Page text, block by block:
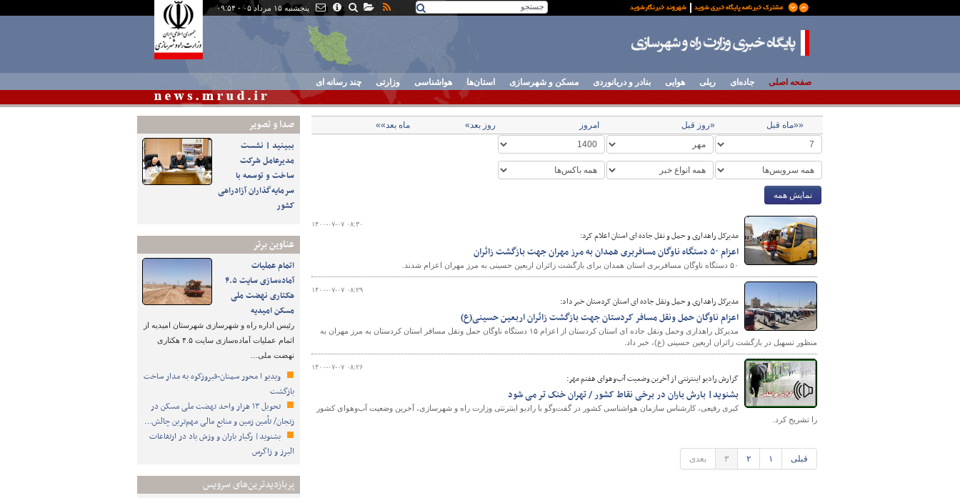
پنجشنبه ۱۵ مرداد ۰۵ - ۰۹:۵۴
پایگاه خبری وزارت راه و
صفحه اصلی جاده‌ای ریلی هوایی بنادر و دریانوردی مسکن و شهرسازی استان‌ها هواشناسی وزارتی چند رسانه ای
صدا و تصوير
ببینید | نشست
مدیرعامل شرکت
ساخت و توسعه با
سرمایه‌گذاران آزادراهی
کشور
عناوین برتر
اتمام عملیات
آماده‌سازی سایت ۴.۵
هکتاری نهضت ملی
مسکن امیدیه
رئیس اداره راه و شهرسازی شهرستان امیدیه از
اتمام عملیات آماده‌سازی سایت ۴.۵ هکتاری
نهضت ملی…
ویدیو ا محور سمنان-فیروزکوه به مدار ساخت
بازگشت
تحویل ۱۳ هزار واحد نهضت ملی مسکن در
زنجان/ تأمین زمین و منابع مالی مهم‌ترین چالش…
بشنوید| رگبار باران و وزش باد در ارتفاعات
البرز و زاگرس
پربازدیدترین‌های سرویس
««ماه قبل «روز قبل امروز روز بعد» ماه بعد»»
نمایش همه
۱۴۰۰-۰۷-۰۷ ۰۸:۳۰
مدیرکل راهداری و حمل و نقل جاده ای استان اعلام کرد:
اعزام ۵۰ دستگاه ناوگان مسافربری همدان به مرز مهران جهت بازگشت زائران
۵۰ دستگاه ناوگان مسافربری استان همدان برای بازگشت زائران اربعین حسینی به مرز مهران اعزام شدند.
۱۴۰۰-۰۷-۰۷ ۰۸:۲۹
مدیرکل راهداری و حمل ونقل جاده ای استان کردستان خبر داد:
اعزام ناوگان حمل ونقل مسافر کردستان جهت بازگشت زائران اربعین حسینی(ع)
مدیرکل راهداری وحمل ونقل جاده ای استان کردستان از اعزام ۱۵ دستگاه ناوگان حمل ونقل مسافر استان کردستان به مرز مهران به
منظور تسهیل در بازگشت زائران اربعین حسینی (ع)، خبر داد.
۱۴۰۰-۰۷-۰۷ ۰۸:۲۶
گزارش رادیو اینترنتی از آخرین وضعیت آب‌‌و‌‌‌هوای هفتم مهر:
بشنوید| بارش باران در برخی نقاط کشور / تهران خنک تر می شود
کبری رفیعی، کارشناس سازمان هواشناسی کشور در گفت‌وگو با رادیو اینترنتی وزارت راه و شهرسازی، آخرین وضعیت آب‌و‌هوای کشور
را تشریح کرد.
قبلی ۱ ۲ ۳ بعدی